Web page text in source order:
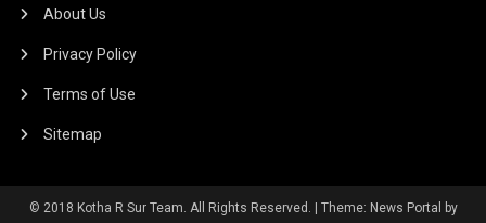
About Us
Privacy Policy
Terms of Use
Sitemap
© 2018 Kotha R Sur Team. All Rights Reserved. Theme: News Portal by